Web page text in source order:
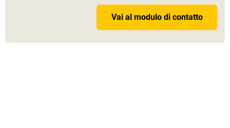
Vai al modulo di contatto